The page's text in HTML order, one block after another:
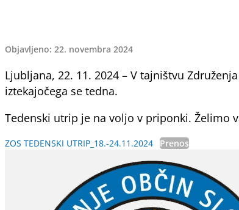
Objavljeno: 22. novembra 2024
Ljubljana, 22. 11. 2024 – V tajništvu
iztekajočega se tedna.
Tedenski utrip je na voljo v priponki. Želimo
ZOS TEDENSKI UTRIP_18.-24.11.2024 Prenos